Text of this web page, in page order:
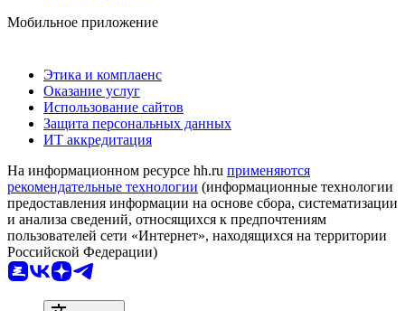
Мобильное приложение
Этика и комплаенс
Оказание услуг
Использование сайтов
Защита персональных данных
ИТ аккредитация
На информационном ресурсе hh.ru применяются
рекомендательные технологии (информационные технологии
предоставления информации на основе сбора, систематизации
и анализа сведений, относящихся к предпочтениям
пользователей сети «Интернет», находящихся на территории
Российской Федерации)